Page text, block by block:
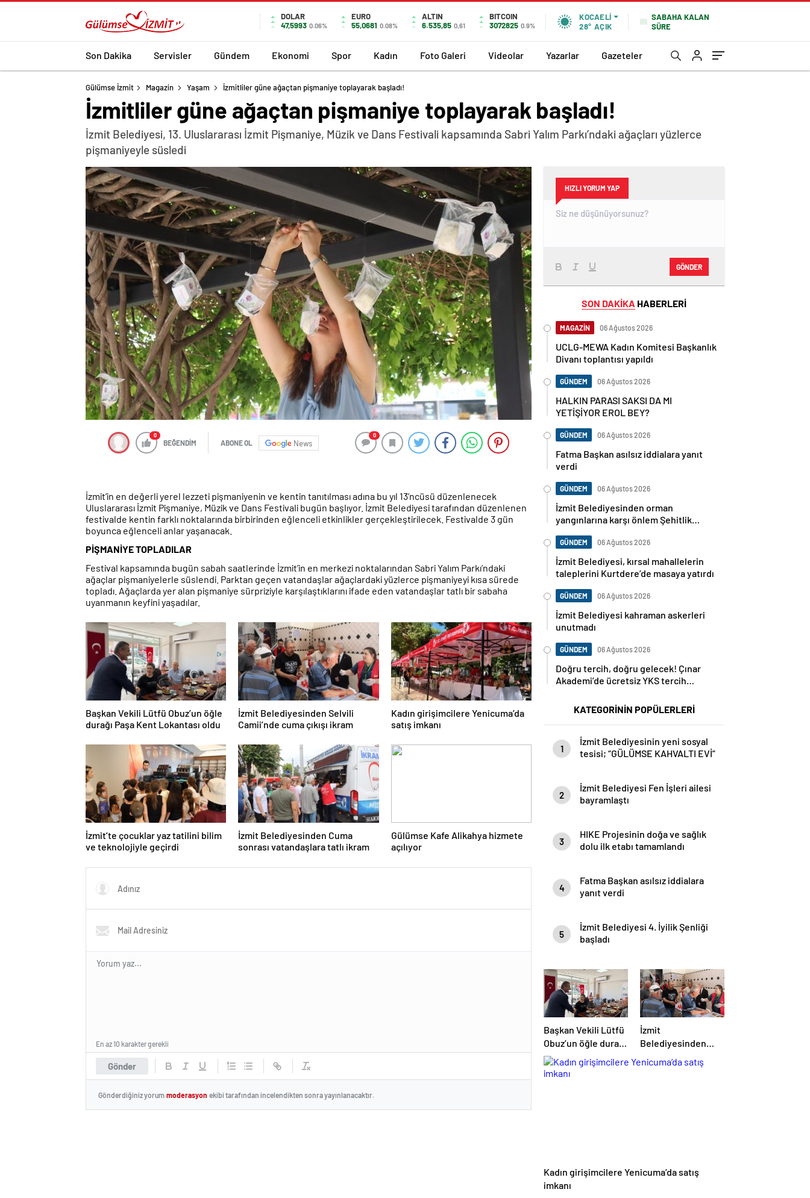
DOLAR
47,5993 0.06%
EURO
55,0681 0.08%
ALTIN
6.535,85 0,61
BITCOIN
3072825 0.9%
KOCAELI
28° AÇIK
SABAHA KALAN
SÜRE
Son Dakika Servisler Gündem Ekonomi Spor Kadın Foto Galeri Videolar Yazarlar Gazeteler
Gülümse İzmit Magazin Yaşam İzmitliler güne ağaçtan pişmaniye toplayarak başladı!
İzmitliler güne ağaçtan pişmaniye toplayarak başladı!
İzmit Belediyesi, 13. Uluslararası İzmit Pişmaniye, Müzik ve Dans Festivali kapsamında Sabri Yalım Parkı’ndaki ağaçları yüzlerce
pişmaniyeyle süsledi
0
BEĞENDİM ABONE OL News
0
İzmit’in en değerli yerel lezzeti pişmaniyenin ve kentin tanıtılması adına bu yıl 13’ncüsü düzenlenecek
Uluslararası İzmit Pişmaniye, Müzik ve Dans Festivali bugün başlıyor. İzmit Belediyesi tarafından düzenlenen
festivalde kentin farklı noktalarında birbirinden eğlenceli etkinlikler gerçekleştirilecek. Festivalde 3 gün
boyunca eğlenceli anlar yaşanacak.
PİŞMANİYE TOPLADILAR
Festival kapsamında bugün sabah saatlerinde İzmit’in en merkezi noktalarından Sabri Yalım Parkı’ndaki
ağaçlar pişmaniyelerle süslendi. Parktan geçen vatandaşlar ağaçlardaki yüzlerce pişmaniyeyi kısa sürede
topladı. Ağaçlarda yer alan pişmaniye sürpriziyle karşılaştıklarını ifade eden vatandaşlar tatlı bir sabaha
uyanmanın keyfini yaşadılar.
Başkan Vekili Lütfü Obuz’un öğle
durağı Paşa Kent Lokantası oldu
İzmit Belediyesinden Selvili
Camii’nde cuma çıkışı ikram
Kadın girişimcilere Yenicuma’da
satış imkanı
İzmit’te çocuklar yaz tatilini bilim
ve teknolojiyle geçirdi
İzmit Belediyesinden Cuma
sonrası vatandaşlara tatlı ikram
Gülümse Kafe Alikahya hizmete
açılıyor
Gönder
En az 10 karakter gerekli
Gönderdiğiniz yorum moderasyon ekibi tarafından incelendikten sonra yayınlanacaktır.
HIZLI YORUM YAP
GÖNDER
SON DAKİKA HABERLERİ
MAGAZİN 06 Ağustos 2026
UCLG-MEWA Kadın Komitesi Başkanlık
Divanı toplantısı yapıldı
GÜNDEM 06 Ağustos 2026
HALKIN PARASI SAKSI DA MI
YETİŞİYOR EROL BEY?
GÜNDEM 06 Ağustos 2026
Fatma Başkan asılsız iddialara yanıt
verdi
GÜNDEM 06 Ağustos 2026
İzmit Belediyesinden orman
yangınlarına karşı önlem Şehitlik
GÜNDEM 06 Ağustos 2026
İzmit Belediyesi, kırsal mahallelerin
taleplerini Kurtdere’de masaya yatırdı
GÜNDEM 06 Ağustos 2026
İzmit Belediyesi kahraman askerleri
unutmadı
GÜNDEM 06 Ağustos 2026
Doğru tercih, doğru gelecek! Çınar
Akademi’de ücretsiz YKS tercih
KATEGORİNİN POPÜLERLERİ
1
İzmit Belediyesinin yeni sosyal
tesisi; “GÜLÜMSE KAHVALTI EVİ”
2
İzmit Belediyesi Fen İşleri ailesi
bayramlaştı
3
HIKE Projesinin doğa ve sağlık
dolu ilk etabı tamamlandı
4
Fatma Başkan asılsız iddialara
yanıt verdi
5
İzmit Belediyesi 4. İyilik Şenliği
başladı
Başkan Vekili Lütfü
Obuz’un öğle durağı
Paşa Kent
Lokantası oldu
İzmit
Belediyesinden
Selvili Camii’nde
cuma çıkışı ikram
Kadın girişimcilere Yenicuma’da satış
imkanı